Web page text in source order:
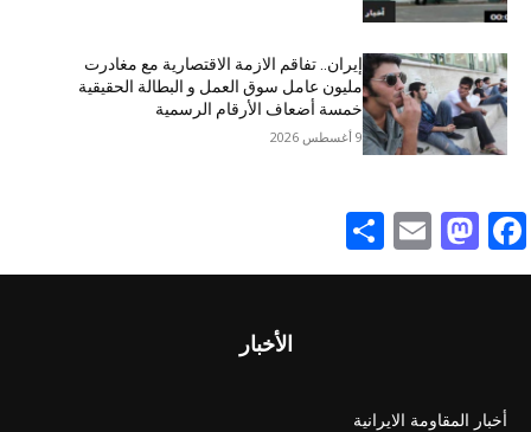
إيران.. تفاقم الازمة الاقتصاریة مع مغادرت
مليون عامل سوق العمل و البطالة الحقيقية
خمسة أضعاف الأرقام الرسمية
9 أغسطس 2026
Facebook
Mastodon
Email
الأخبار
أخبار المقاومة الايرانية